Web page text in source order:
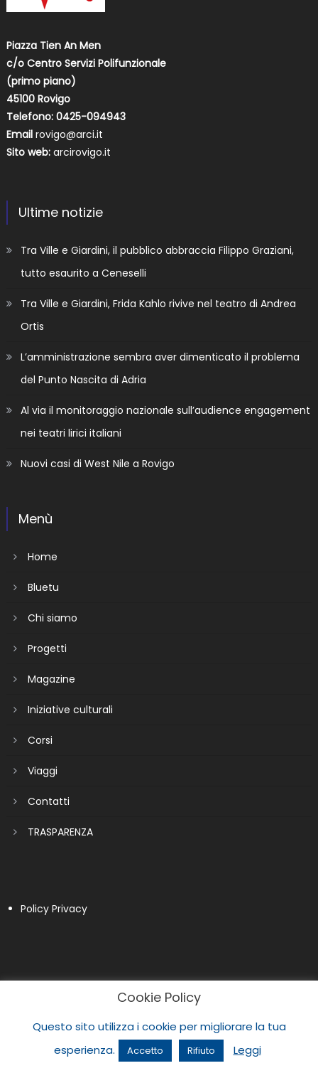
Piazza Tien An Men
c/o Centro Servizi Polifunzionale
(primo piano)
45100 Rovigo
Telefono: 0425-094943
Email rovigo@arci.it
Sito web: arcirovigo.it
Ultime notizie
Tra Ville e Giardini, il pubblico abbraccia Filippo Graziani,
tutto esaurito a Ceneselli
Tra Ville e Giardini, Frida Kahlo rivive nel teatro di Andrea
Ortis
L’amministrazione sembra aver dimenticato il problema
del Punto Nascita di Adria
Al via il monitoraggio nazionale sull’audience engagement
nei teatri lirici italiani
Nuovi casi di West Nile a Rovigo
Menù
Home
Bluetu
Chi siamo
Progetti
Magazine
Iniziative culturali
Corsi
Viaggi
Contatti
TRASPARENZA
Policy Privacy
|Newspaper Lite by themecentury.
Cookie Policy
Questo sito utilizza i cookie per migliorare la tua
esperienza.
Accetto Rifiuto Leggi